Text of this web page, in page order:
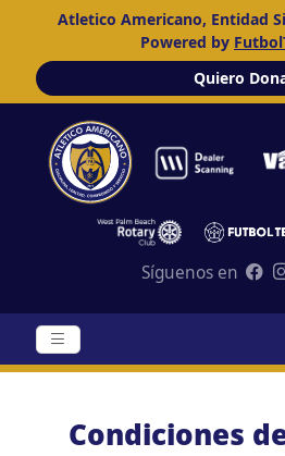
Atletico Americano, Entidad
Powered by
Quiero
Síguenos en
Condiciones